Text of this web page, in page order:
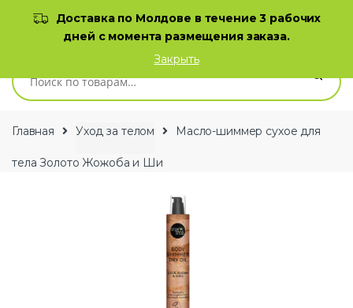
Главная Уход за телом Масло-шиммер сухое для
тела Золото Жожоба и Ши
Доставка по Молдове в течение 3 рабочих
дней с момента размещения заказа.
Закрыть